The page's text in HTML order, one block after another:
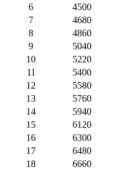
6
4500
7
4680
8
4860
9
5040
10
5220
11
5400
12
5580
13
5760
14
5940
15
6120
16
6300
17
6480
18
6660